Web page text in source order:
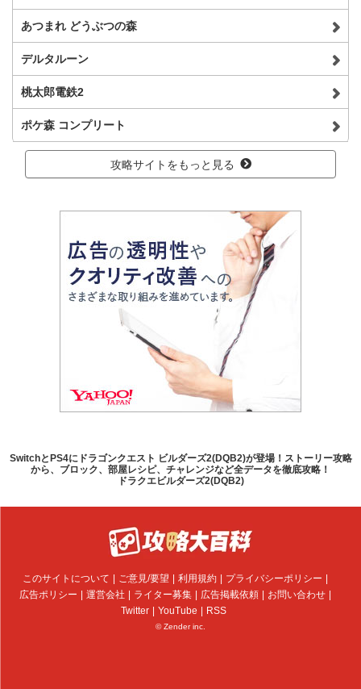
あつまれ どうぶつの森
デルタルーン
桃太郎電鉄2
ポケ森 コンプリート
攻略サイトをもっと見る
SwitchとPS4にドラゴンクエスト ビルダーズ2(DQB2)が登場！ストーリー攻略
から、ブロック、部屋レシピ、チャレンジなど全データを徹底攻略！
ドラクエビルダーズ2(DQB2)
このサイトについて ご意見/要望 利用規約
プライバシーポリシー
広告ポリシー
運営会社 ライター募集 広告掲載依頼
お問い合わせ
Twitter
YouTube RSS
© Zender inc.